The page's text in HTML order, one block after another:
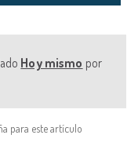
Hoy mismo por
para este artículo